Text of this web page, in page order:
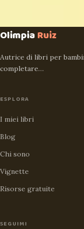
OlimpiaRuiz
Autrice di libri per
completare…
ESPLORA
I miei libri
Blog
Chi sono
Vignette
Risorse gratuite
SEGUIMI